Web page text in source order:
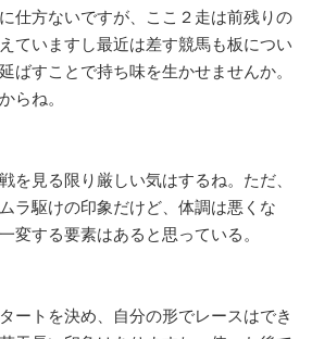
方ないですが、ここ２走は前残りの
ていますし最近は差す競馬も板につい
ばすことで持ち味を生かせませんか。
らね。
見る限り厳しい気はするね。ただ、
ラ駆けの印象だけど、体調は悪くな
変する要素はあると思っている。
トを決め、自分の形でレースはでき